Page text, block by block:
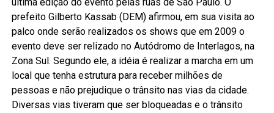
prefeito Gilberto Kassab (DEM) afirmou, em sua visita ao
palco onde serão realizados os shows que em 2009 o
evento deve ser relizado no Autódromo de Interlagos, na
Zona Sul. Segundo ele, a idéia é realizar a marcha em um
local que tenha estrutura para receber milhões de
pessoas e não prejudique o trânsito nas vias da cidade.
Diversas vias tiveram que ser bloqueadas e o trânsito